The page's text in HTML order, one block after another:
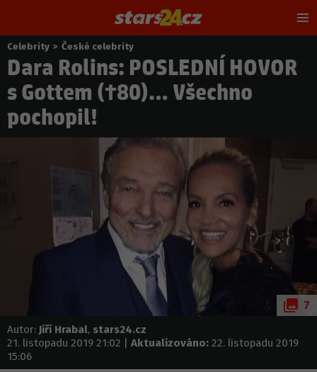
Nacházíte
se
zde:
Celebrity > České celebrity
Dara Rolins: POSLEDNÍ HOVOR
s Gottem (†80)… Všechno
pochopil!
7
Autor: Jiří Hrabal, stars24.cz
21. listopadu 2019 21:02 | Aktualizováno: 22. listopadu 2019
15:06